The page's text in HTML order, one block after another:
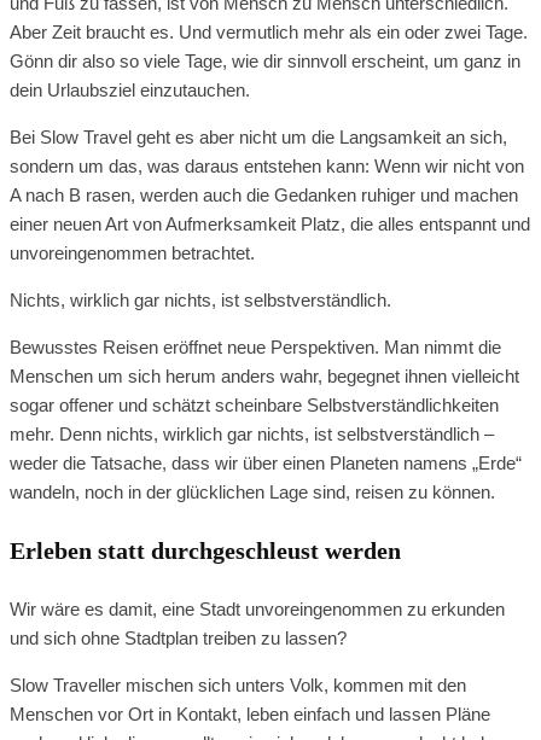
Aber Zeit braucht es. Und vermutlich mehr als ein oder zwei Tage.
Gönn dir also so viele Tage, wie dir sinnvoll erscheint, um ganz in
dein Urlaubsziel einzutauchen.
Bei Slow Travel geht es aber nicht um die Langsamkeit an sich,
sondern um das, was daraus entstehen kann: Wenn wir nicht von
A nach B rasen, werden auch die Gedanken ruhiger und machen
einer neuen Art von Aufmerksamkeit Platz, die alles entspannt und
unvoreingenommen betrachtet.
Nichts, wirklich gar nichts, ist selbstverständlich.
Bewusstes Reisen eröffnet neue Perspektiven. Man nimmt die
Menschen um sich herum anders wahr, begegnet ihnen vielleicht
sogar offener und schätzt scheinbare Selbstverständlichkeiten
mehr. Denn nichts, wirklich gar nichts, ist selbstverständlich –
weder die Tatsache, dass wir über einen Planeten namens „Erde“
wandeln, noch in der glücklichen Lage sind, reisen zu können.
Erleben statt durchgeschleust werden
Wir wäre es damit, eine Stadt unvoreingenommen zu erkunden
und sich ohne Stadtplan treiben zu lassen?
Slow Traveller mischen sich unters Volk, kommen mit den
Menschen vor Ort in Kontakt, leben einfach und lassen Pläne